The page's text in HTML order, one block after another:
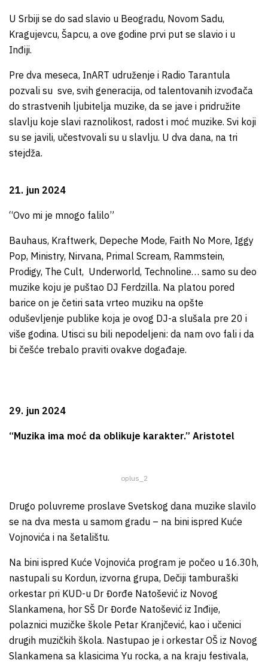
U Srbiji se do sad slavio u Beogradu, Novom Sadu,
Kragujevcu, Šapcu, a ove godine prvi put se slavio i u
Inđiji.
Pre dva meseca, InART udruženje i Radio Tarantula
pozvali su sve, svih generacija, od talentovanih izvođača
do strastvenih ljubitelja muzike, da se jave i pridružite
slavlju koje slavi raznolikost, radost i moć muzike. Svi koji
su se javili, učestvovali su u slavlju. U dva dana, na tri
stejdža.
21. jun 2024
“Ovo mi je mnogo falilo”
Bauhaus, Kraftwerk, Depeche Mode, Faith No More, Iggy
Pop, Ministry, Nirvana, Primal Scream, Rammstein,
Prodigy, The Cult, Underworld, Technoline… samo su deo
muzike koju je puštao DJ Ferdzilla. Na platou pored
barice on je četiri sata vrteo muziku na opšte
oduševljenje publike koja je ovog DJ-a slušala pre 20 i
više godina. Utisci su bili nepodeljeni: da nam ovo fali i da
bi češće trebalo praviti ovakve događaje.
29. jun 2024
“Muzika ima moć da oblikuje karakter.” Aristotel
oplus_2
Drugo poluvreme proslave Svetskog dana muzike slavilo
se na dva mesta u samom gradu – na bini ispred Kuće
Vojnovića i na šetalištu.
Na bini ispred Kuće Vojnovića program je počeo u 16.30h,
nastupali su Kordun, izvorna grupa, Dečiji tamburaški
orkestar pri KUD-u Dr Đorđe Natošević iz Novog
Slankamena, hor SŠ Dr Đorđe Natošević iz Inđije,
polaznici muzičke škole Petar Kranjčević, kao i učenici
drugih muzičkih škola. Nastupao je i orkestar OŠ iz Novog
Slankamena sa klasicima Yu rocka, a na kraju festivala,